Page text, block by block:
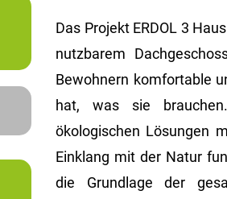
Das Projekt ERDOL 3
nutzbarem
Bewohnern komfortable
hat, was sie
ökologischen Lösungen
Einklang mit der Natur
die Grundlage der